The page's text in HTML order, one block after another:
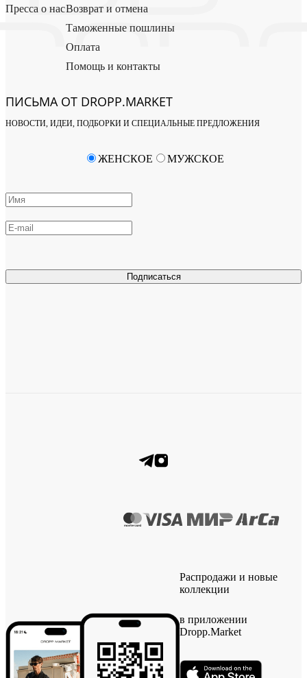
Пресса о насВозврат и отмена
Таможенные пошлины
Оплата
Помощь и контакты
ПИСЬМА ОТ DROPP.MARKET
НОВОСТИ, ИДЕИ, ПОДБОРКИ И СПЕЦИАЛЬНЫЕ ПРЕДЛОЖЕНИЯ
Подписаться
ЖЕНСКОЕ МУЖСКОЕ
Распродажи и новые
коллекции
в приложении
Dropp.Market